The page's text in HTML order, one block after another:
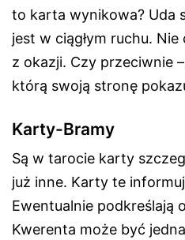
to karta wynikowa? Uda
jest w ciągłym ruchu.
z okazji. Czy przeciwnie
którą swoją stronę
Karty-Bramy
Są w tarocie karty
już inne. Karty te
Ewentualnie podkreślają
Kwerenta może być